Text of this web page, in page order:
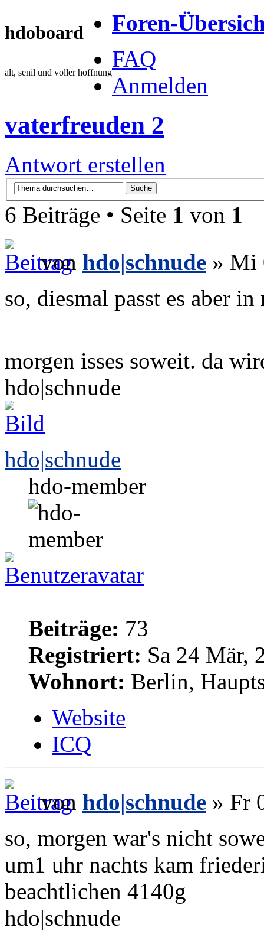
hdoboard
alt, senil und voller hoffnung
Foren-
FAQ
Anmelden
vaterfreuden 2
Antwort erstellen
6 Beiträge • Seite 1 von 1
von hdo|schnude » Mi
so, diesmal passt es aber in
morgen isses soweit. da
hdo|schnude
hdo|schnude
hdo-member
Beiträge: 73
Registriert: Sa 24 Mär,
Wohnort: Berlin,
Website
ICQ
von hdo|schnude » Fr
so, morgen war's nicht
um1 uhr nachts kam
beachtlichen 4140g
hdo|schnude